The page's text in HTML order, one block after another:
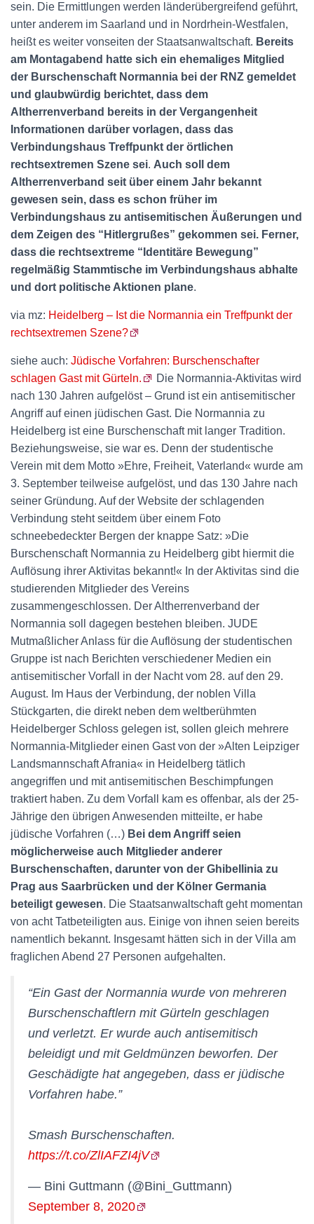
sein. Die Ermittlungen werden länderübergreifend geführt,
unter anderem im Saarland und in Nordrhein-Westfalen,
heißt es weiter vonseiten der Staatsanwaltschaft. Bereits
am Montagabend hatte sich ein ehemaliges Mitglied
der Burschenschaft Normannia bei der RNZ gemeldet
und glaubwürdig berichtet, dass dem
Altherrenverband bereits in der Vergangenheit
Informationen darüber vorlagen, dass das
Verbindungshaus Treffpunkt der örtlichen
rechtsextremen Szene sei. Auch soll dem
Altherrenverband seit über einem Jahr bekannt
gewesen sein, dass es schon früher im
Verbindungshaus zu antisemitischen Äußerungen und
dem Zeigen des “Hitlergrußes” gekommen sei. Ferner,
dass die rechtsextreme “Identitäre Bewegung”
regelmäßig Stammtische im Verbindungshaus abhalte
und dort politische Aktionen plane.
via mz: Heidelberg – Ist die Normannia ein Treffpunkt der
rechtsextremen Szene?
siehe auch: Jüdische Vorfahren: Burschenschafter
schlagen Gast mit Gürteln.
Die Normannia-Aktivitas wird
nach 130 Jahren aufgelöst – Grund ist ein antisemitischer
Angriff auf einen jüdischen Gast. Die Normannia zu
Heidelberg ist eine Burschenschaft mit langer Tradition.
Beziehungsweise, sie war es. Denn der studentische
Verein mit dem Motto »Ehre, Freiheit, Vaterland« wurde am
3. September teilweise aufgelöst, und das 130 Jahre nach
seiner Gründung. Auf der Website der schlagenden
Verbindung steht seitdem über einem Foto
schneebedeckter Bergen der knappe Satz: »Die
Burschenschaft Normannia zu Heidelberg gibt hiermit die
Auflösung ihrer Aktivitas bekannt!« In der Aktivitas sind die
studierenden Mitglieder des Vereins
zusammengeschlossen. Der Altherrenverband der
Normannia soll dagegen bestehen bleiben. JUDE
Mutmaßlicher Anlass für die Auflösung der studentischen
Gruppe ist nach Berichten verschiedener Medien ein
antisemitischer Vorfall in der Nacht vom 28. auf den 29.
August. Im Haus der Verbindung, der noblen Villa
Stückgarten, die direkt neben dem weltberühmten
Heidelberger Schloss gelegen ist, sollen gleich mehrere
Normannia-Mitglieder einen Gast von der »Alten Leipziger
Landsmannschaft Afrania« in Heidelberg tätlich
angegriffen und mit antisemitischen Beschimpfungen
traktiert haben. Zu dem Vorfall kam es offenbar, als der 25-
Jährige den übrigen Anwesenden mitteilte, er habe
jüdische Vorfahren (…) Bei dem Angriff seien
möglicherweise auch Mitglieder anderer
Burschenschaften, darunter von der Ghibellinia zu
Prag aus Saarbrücken und der Kölner Germania
beteiligt gewesen. Die Staatsanwaltschaft geht momentan
von acht Tatbeteiligten aus. Einige von ihnen seien bereits
namentlich bekannt. Insgesamt hätten sich in der Villa am
fraglichen Abend 27 Personen aufgehalten.
“Ein Gast der Normannia wurde von mehreren
Burschenschaftlern mit Gürteln geschlagen
und verletzt. Er wurde auch antisemitisch
beleidigt und mit Geldmünzen beworfen. Der
Geschädigte hat angegeben, dass er jüdische
Vorfahren habe.”
Smash Burschenschaften.
https://t.co/ZlIAFZI4jV
— Bini Guttmann (@Bini_Guttmann)
September 8, 2020